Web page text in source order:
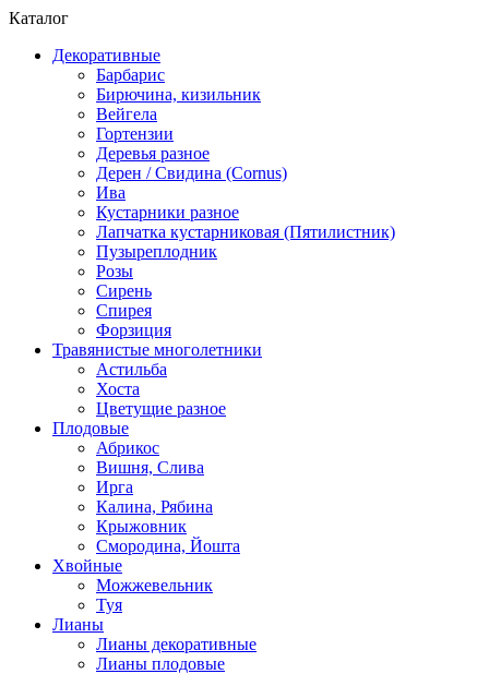
Каталог
Декоративные
Барбарис
Бирючина, кизильник
Вейгела
Гортензии
Деревья разное
Дерен / Свидина (Cornus)
Ива
Кустарники разное
Лапчатка кустарниковая (Пятилистник)
Пузыреплодник
Розы
Сирень
Спирея
Форзиция
Травянистые многолетники
Астильба
Хоста
Цветущие разное
Плодовые
Абрикос
Вишня, Слива
Ирга
Калина, Рябина
Крыжовник
Смородина, Йошта
Хвойные
Можжевельник
Туя
Лианы
Лианы декоративные
Лианы плодовые